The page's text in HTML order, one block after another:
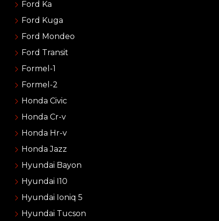
Ford Ka
Ford Kuga
Ford Mondeo
Ford Transit
Formel-1
Formel-2
Honda Civic
Honda Cr-v
Honda Hr-v
Honda Jazz
Hyundai Bayon
Hyundai I10
Hyundai Ioniq 5
Hyundai Tucson